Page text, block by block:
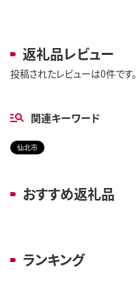
返礼品レビュー
投稿されたレビューは0件です。
関連キーワード
仙北市
おすすめ返礼品
ランキング